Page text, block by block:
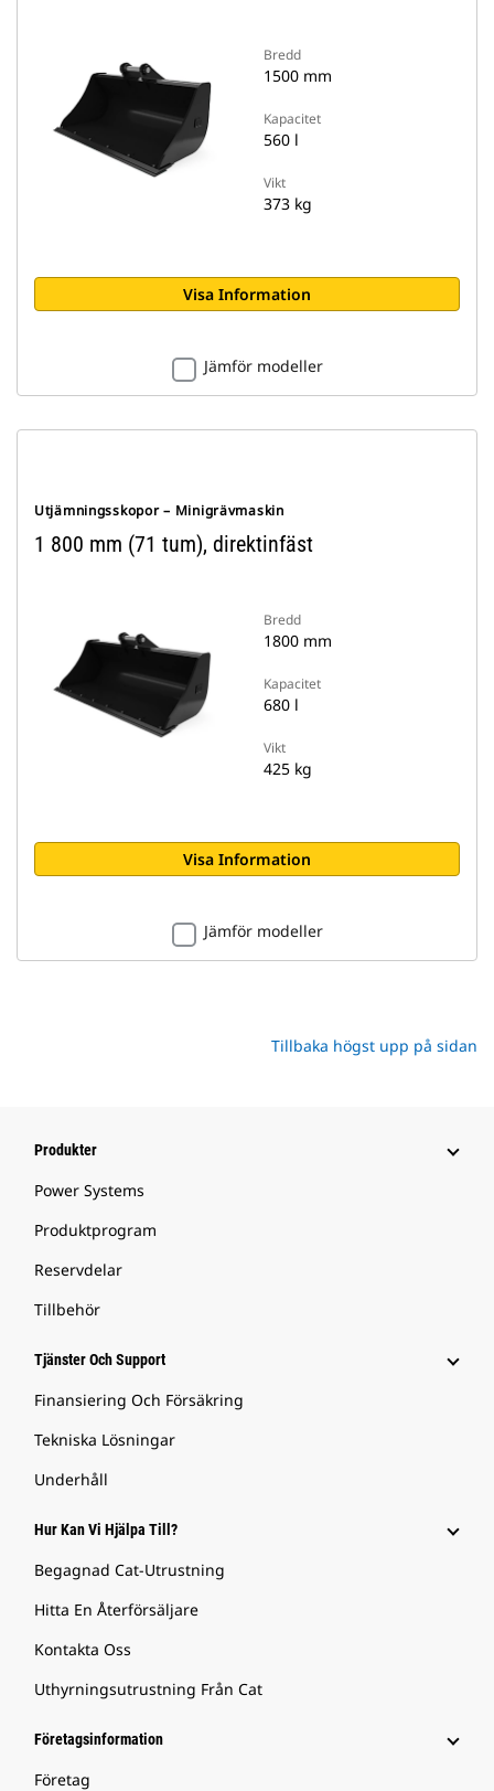
Bredd
1500 mm
Kapacitet
560 l
Vikt
373 kg
Visa Information
Jämför modeller
Utjämningsskopor – Minigrävmaskin
1 800 mm (71 tum), direktinfäst
Bredd
1800 mm
Kapacitet
680 l
Vikt
425 kg
Visa Information
Jämför modeller
Tillbaka högst upp på sidan
Produkter
Power Systems
Produktprogram
Reservdelar
Tillbehör
Tjänster Och Support
Finansiering Och Försäkring
Tekniska Lösningar
Underhåll
Hur Kan Vi Hjälpa Till?
Begagnad Cat-Utrustning
Hitta En Återförsäljare
Kontakta Oss
Uthyrningsutrustning Från Cat
Företagsinformation
Företag